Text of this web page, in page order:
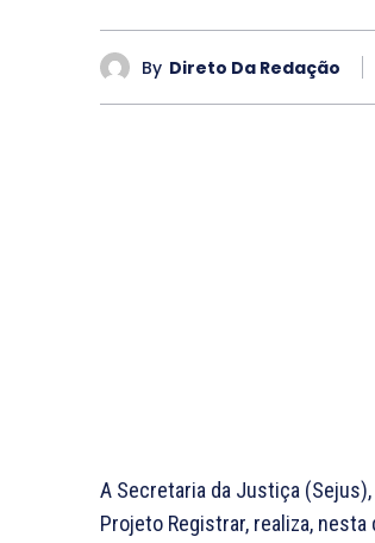
By Direto Da Redação
A Secretaria da Justiça
Projeto Registrar, realiza,